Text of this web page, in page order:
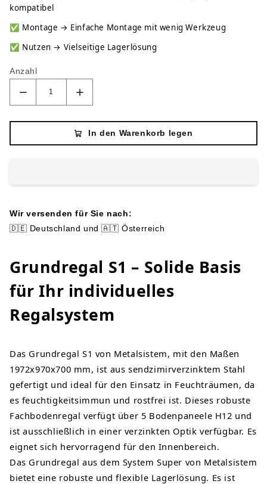
kompatibel
✅ Montage → Einfache Montage mit wenig Werkzeug
✅ Nutzen → Vielseitige Lagerlösung
Anzahl
In den Warenkorb legen
Wir versenden für Sie nach:
🇩🇪 Deutschland und 🇦🇹 Österreich
Grundregal S1 – Solide Basis
für Ihr individuelles
Regalsystem
Das Grundregal S1 von Metalsistem, mit den Maßen
1972x970x700 mm, ist aus sendzimirverzinktem Stahl
gefertigt und ideal für den Einsatz in Feuchträumen, da
es feuchtigkeitsimmun und rostfrei ist. Dieses robuste
Fachbodenregal verfügt über 5 Bodenpaneele H12 und
ist ausschließlich in einer verzinkten Optik verfügbar. Es
eignet sich hervorragend für den Innenbereich.
Das Grundregal aus dem System Super von Metalsistem
bietet eine robuste und flexible Lagerlösung. Es ist